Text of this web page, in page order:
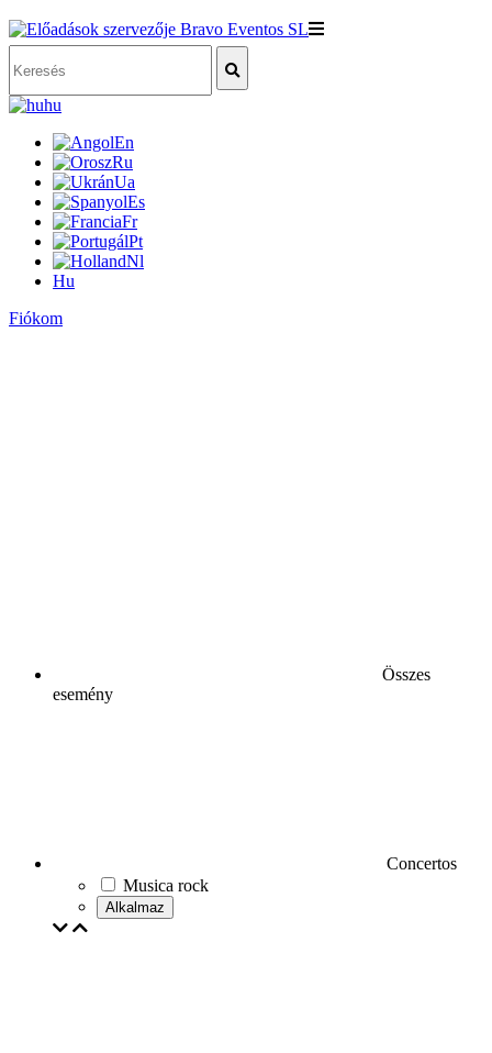
hu
En
Ru
Ua
Es
Fr
Pt
Nl
Hu
Fiókom
Összes
esemény
Concertos
Musica rock
Alkalmaz